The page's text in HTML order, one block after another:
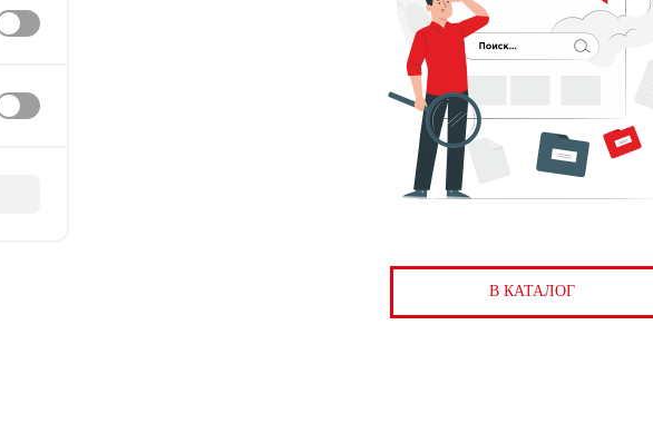
В КАТАЛОГ